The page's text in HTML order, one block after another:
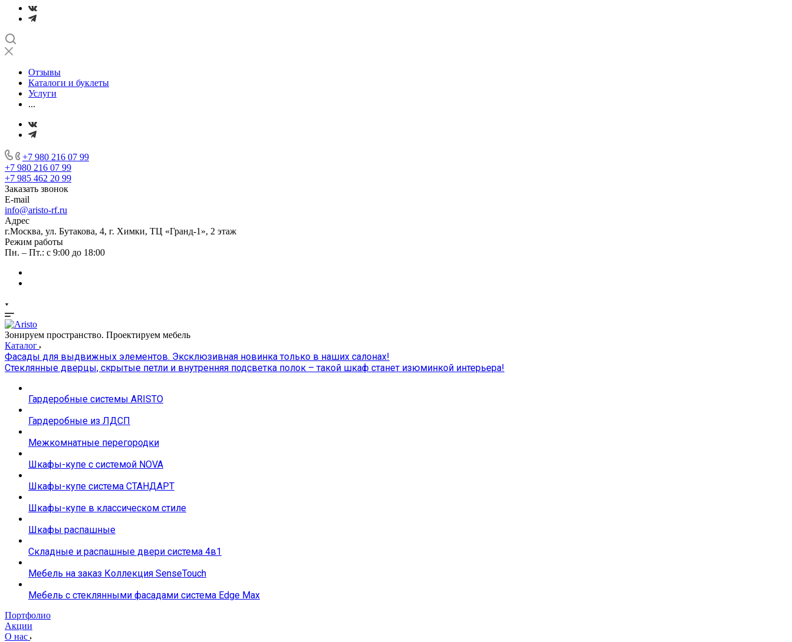
Отзывы
Каталоги и буклеты
Услуги
...
+7 980 216 07 99
+7 980 216 07 99
+7 985 462 20 99
Заказать звонок
E-mail
info@aristo-rf.ru
Адрес
г.Москва, ул. Бутакова, 4, г. Химки, ТЦ «Гранд-1», 2 этаж
Режим работы
Пн. – Пт.: с 9:00 до 18:00
Зонируем пространство. Проектируем мебель
Каталог
Фасады для выдвижных элементов. Эксклюзивная новинка только в наших салонах!
Стеклянные дверцы, скрытые петли и внутренняя подсветка полок – такой шкаф станет изюминкой интерьера!
Гардеробные системы ARISTO
Гардеробные из ЛДСП
Межкомнатные перегородки
Шкафы-купе с системой NOVA
Шкафы-купе система СТАНДАРТ
Шкафы-купе в классическом стиле
Шкафы распашные
Складные и распашные двери система 4в1
Мебель на заказ Коллекция SenseTouch
Мебель с стеклянными фасадами система Edge Max
Портфолио
Акции
О нас